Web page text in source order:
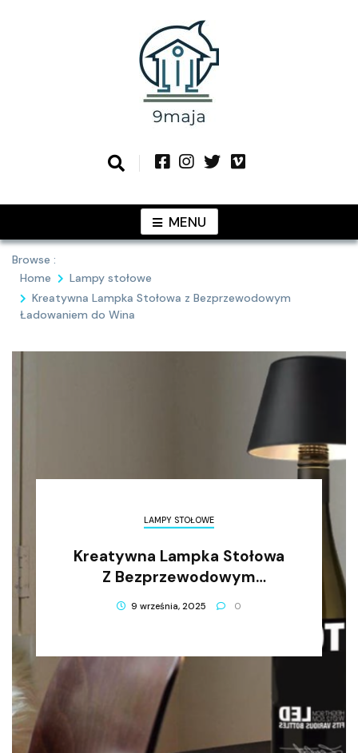
9MAJApomysłami
MENU
Browse :
Home
Lampy stołowe
Kreatywna Lampka Stołowa z Bezprzewodowym
Ładowaniem do Wina
LAMPY STOŁOWE
Kreatywna Lampka Stołowa
Z Bezprzewodowym
Ładowaniem Do Wina
9 września, 2025 0